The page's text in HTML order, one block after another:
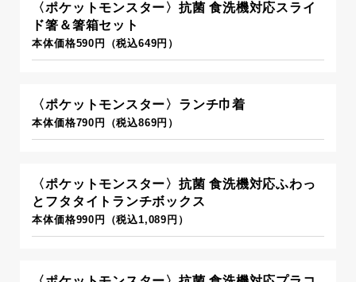
〈ポケットモンスター〉抗菌 食洗機対応スライ
ド箸＆箸箱セット
本体価格590円（税込649円）
〈ポケットモンスター〉ランチ巾着
本体価格790円（税込869円）
〈ポケットモンスター〉抗菌 食洗機対応ふわっ
とフタタイトランチボックス
本体価格990円（税込1,089円）